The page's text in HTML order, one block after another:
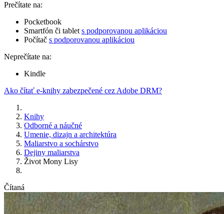
Prečítate na:
Pocketbook
Smartfón či tablet s podporovanou aplikáciou
Počítač s podporovanou aplikáciou
Neprečítate na:
Kindle
Ako čítať e-knihy zabezpečené cez Adobe DRM?
Knihy
Odborné a náučné
Umenie, dizajn a architektúra
Maliarstvo a sochárstvo
Dejiny maliarstva
Život Mony Lisy
Čítaná